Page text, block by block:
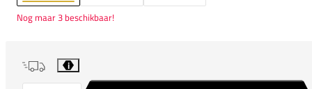
Nog maar 3 beschikbaar!
i